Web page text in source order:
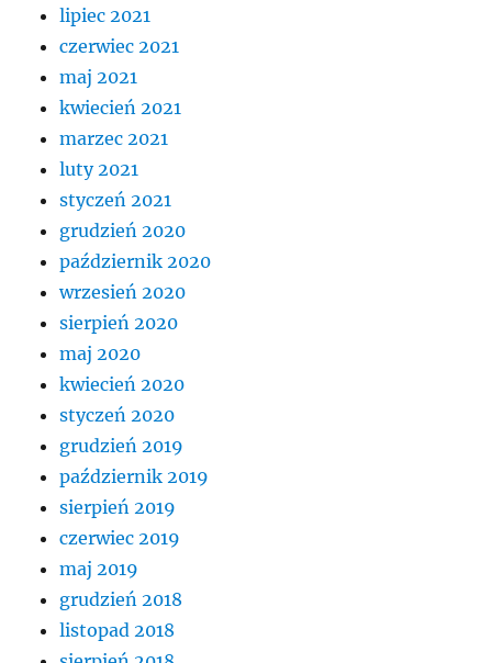
lipiec 2021
czerwiec 2021
maj 2021
kwiecień 2021
marzec 2021
luty 2021
styczeń 2021
grudzień 2020
październik 2020
wrzesień 2020
sierpień 2020
maj 2020
kwiecień 2020
styczeń 2020
grudzień 2019
październik 2019
sierpień 2019
czerwiec 2019
maj 2019
grudzień 2018
listopad 2018